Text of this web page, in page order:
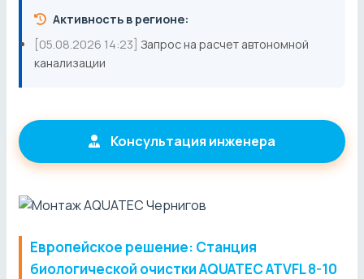
Активность в регионе:
[05.08.2026 14:23] Запрос на расчет автономной
канализации
Консультация инженера
Европейское решение: Станция
биологической очистки AQUATEC ATVFL 8-10